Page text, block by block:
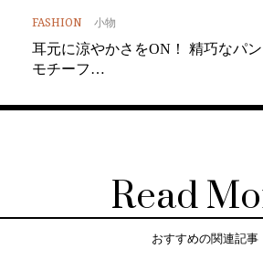
FASHION 小物
耳元に涼やかさをON！ 精巧なパ
モチーフ…
Read
おすすめの関連記事